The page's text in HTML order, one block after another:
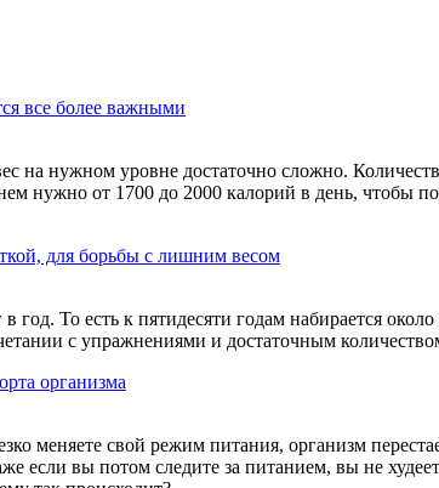
все более важными
на нужном уровне достаточно сложно.
нужно от 1700 до 2000 калорий в день, чтобы
для борьбы с лишним весом
То есть к пятидесяти годам набирается
с упражнениями и достаточным
организма
меняете свой режим питания, организм
если вы потом следите за питанием, вы не